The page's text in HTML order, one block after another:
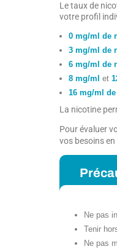
Le taux de
votre profil
0 mg/ml de
3 mg/ml de
6 mg/ml de
8 mg/ml et
16 mg/ml
La nicotine
Pour évaluer
vos besoins
Ne pas
Tenir
Ne pas